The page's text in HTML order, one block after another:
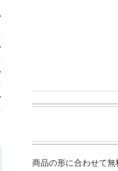
商品の形に合わせて